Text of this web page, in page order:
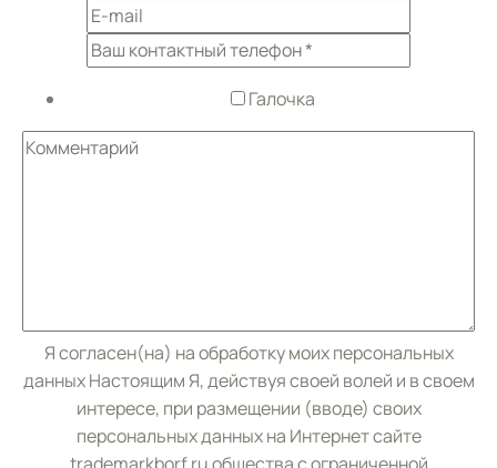
Галочка
Я согласен(на) на обработку моих персональных
данных Настоящим Я, действуя своей волей и в своем
интересе, при размещении (вводе) своих
персональных данных на Интернет сайте